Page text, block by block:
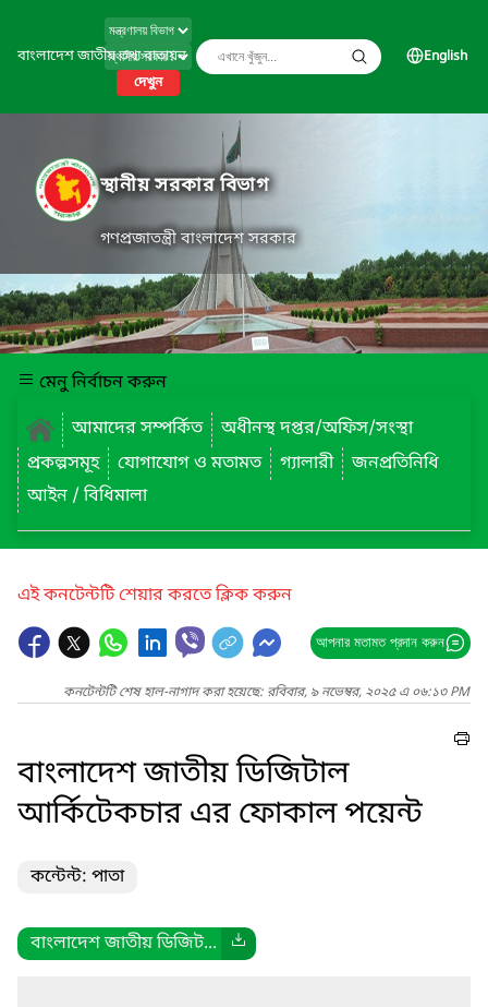
বাংলাদেশ জাতীয় তথ্য বাতায়ন
দেখুন
English
স্থানীয় সরকার বিভাগ
গণপ্রজাতন্ত্রী বাংলাদেশ সরকার
মেনু নির্বাচন করুন
আমাদের সম্পর্কিত
অধীনস্থ দপ্তর/অফিস/সংস্থা
প্রকল্পসমূহ
যোগাযোগ ও মতামত গ্যালারী
জনপ্রতিনিধি
আইন / বিধিমালা
এই কনটেন্টটি শেয়ার করতে ক্লিক করুন
আপনার মতামত প্রদান করুন
কনটেন্টটি শেষ হাল-নাগাদ করা হয়েছে: রবিবার, ৯ নভেম্বর, ২০২৫ এ ০৬:১৩ PM
বাংলাদেশ জাতীয় ডিজিটাল
আর্কিটেকচার এর ফোকাল পয়েন্ট
কন্টেন্ট: পাতা
বাংলাদেশ জাতীয় ডিজিট...